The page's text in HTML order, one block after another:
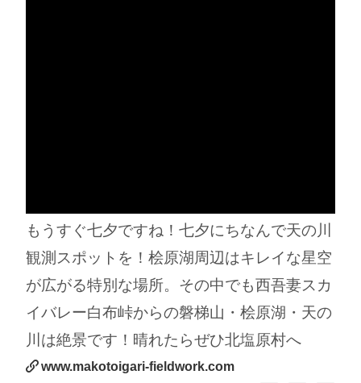
もうすぐ七夕ですね！七夕にちなんで天の川
観測スポットを！桧原湖周辺はキレイな星空
が広がる特別な場所。その中でも西吾妻スカ
イバレー白布峠からの磐梯山・桧原湖・天の
川は絶景です！晴れたらぜひ北塩原村へ
www.makotoigari-fieldwork.com